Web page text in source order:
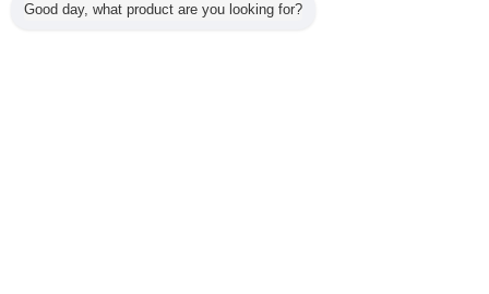
Good day, what product are you looking for?